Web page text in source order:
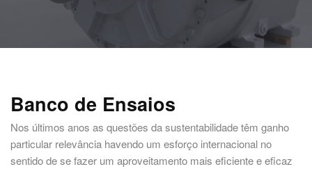
Banco de Ensaios
Nos últimos anos as questões da sustentabilidade têm ganho
particular relevância havendo um esforço internacional no
sentido de se fazer um aproveitamento mais eficiente e eficaz